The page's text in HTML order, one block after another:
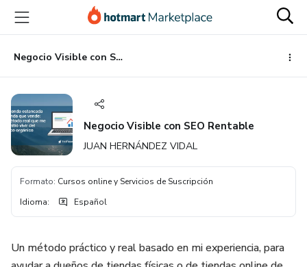
principal
página
de
página
Negocio Visible con SEO Rentable
Negocio Visible con SEO Rentable
JUAN HERNÁNDEZ VIDAL
Formato: Cursos online y Servicios de Suscripción
Idioma: Español
Un método práctico y real basado en mi experiencia, para